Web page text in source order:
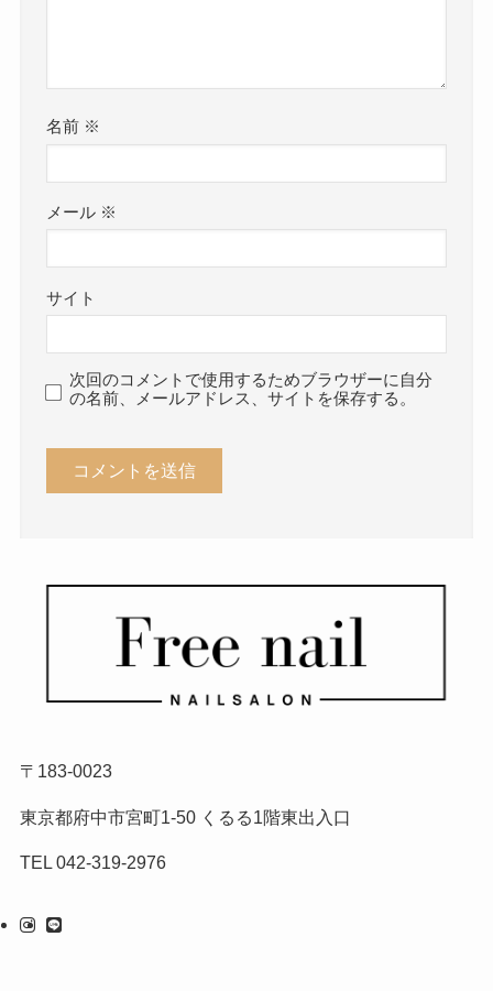
名前 ※
メール ※
サイト
次回のコメントで使用するためブラウザーに自分
の名前、メールアドレス、サイトを保存する。
〒183-0023
東京都府中市宮町1-50 くるる1階東出入口
TEL 042-319-2976